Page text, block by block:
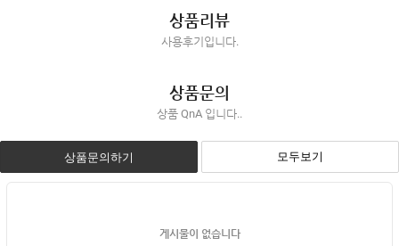
상품리뷰
사용후기입니다.
상품문의
상품 QnA 입니다..
상품문의하기 모두보기
게시물이 없습니다